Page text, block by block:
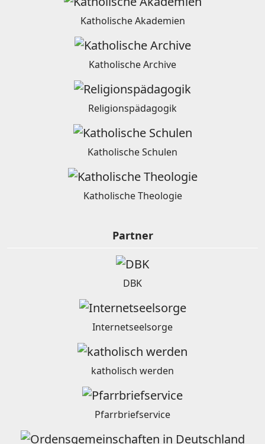
Katholische Akademien
Katholische Archive
Religionspädagogik
Katholische Schulen
Katholische Theologie
Partner
DBK
Internetseelsorge
katholisch werden
Pfarrbriefservice